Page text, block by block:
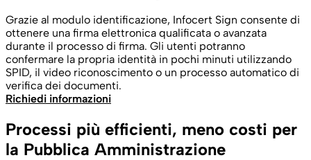
Grazie al modulo identificazione, Infocert Sign consente di
ottenere una firma elettronica qualificata o avanzata
durante il processo di firma. Gli utenti potranno
confermare la propria identità in pochi minuti utilizzando
SPID, il video riconoscimento o un processo automatico di
verifica dei documenti.
Richiedi informazioni
Processi più efficienti, meno costi per
la Pubblica Amministrazione